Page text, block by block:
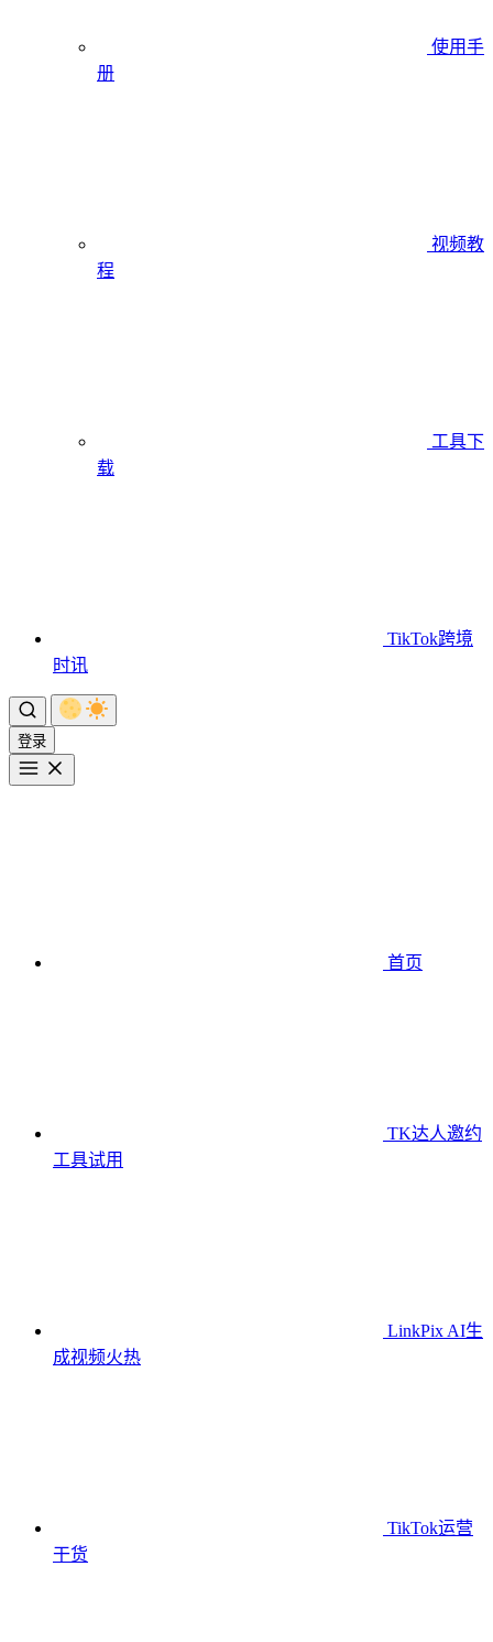
使用手
册
视频教
程
工具下
载
TikTok跨境
时讯
登录
首页
TK达人邀约
工具试用
LinkPix AI生
成视频火热
TikTok运营
干货